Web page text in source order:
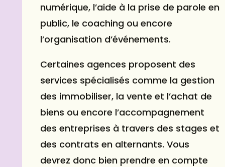
numérique, l’aide à la prise de parole en
public, le coaching ou encore
l’organisation d’événements.
Certaines agences proposent des
services spécialisés comme la gestion
des immobiliser, la vente et l’achat de
biens ou encore l’accompagnement
des entreprises à travers des stages et
des contrats en alternants. Vous
devrez donc bien prendre en compte